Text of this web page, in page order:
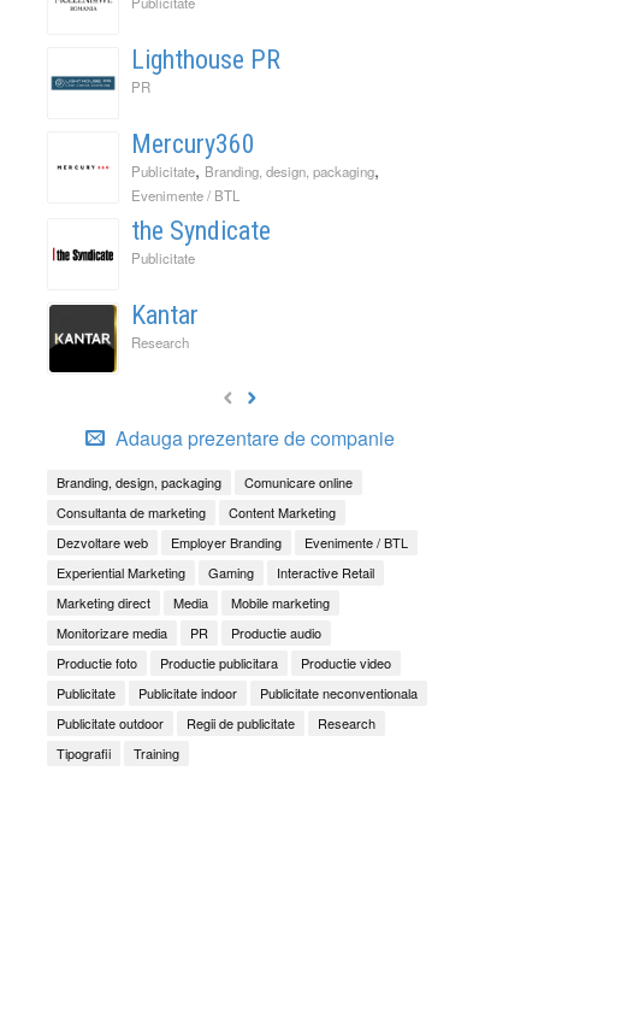
Lighthouse PR
PR
Mercury360
Publicitate, Branding, design, packaging,
Evenimente / BTL
the Syndicate
Publicitate
Kantar
Research
Adauga prezentare de companie
Branding, design, packaging
Comunicare online
Consultanta de marketing
Content Marketing
Dezvoltare web
Employer Branding
Evenimente / BTL
Experiential Marketing
Gaming
Interactive Retail
Marketing direct
Media
Mobile marketing
Monitorizare media
PR
Productie audio
Productie foto
Productie publicitara
Productie video
Publicitate
Publicitate indoor
Publicitate neconventionala
Publicitate outdoor
Regii de publicitate
Research
Tipografii
Training